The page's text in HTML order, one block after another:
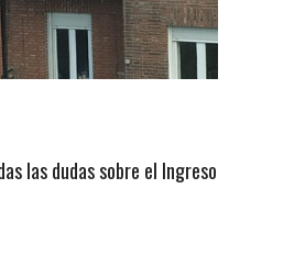
las dudas sobre el Ingreso